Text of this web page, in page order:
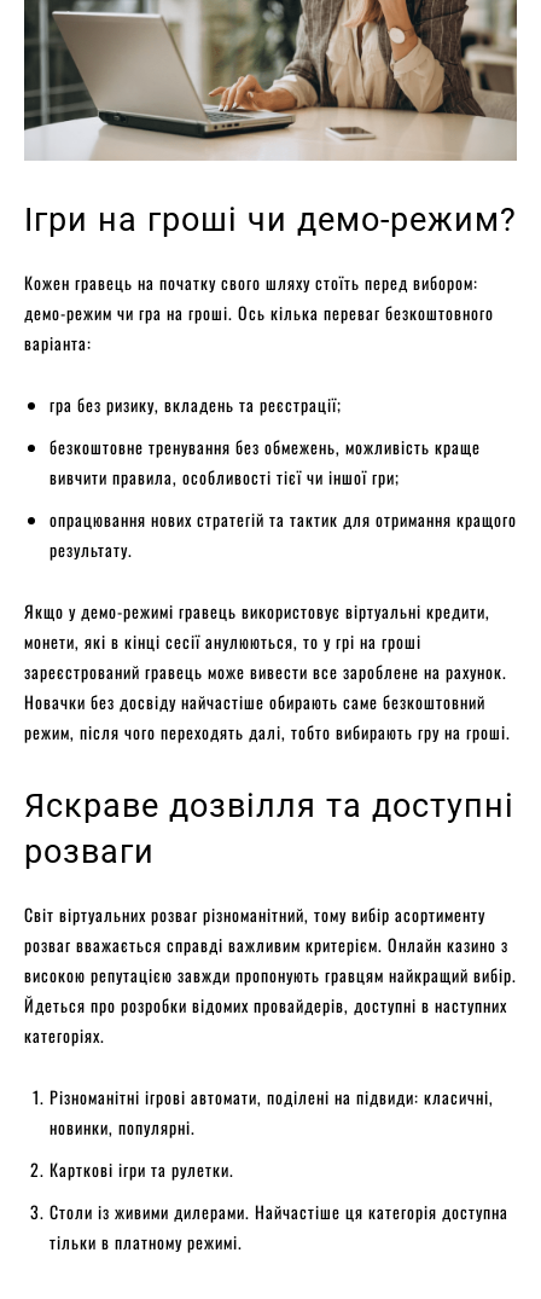
Ігри на гроші чи демо-режим?
Кожен гравець на початку свого шляху стоїть перед вибором:
демо-режим чи гра на гроші. Ось кілька переваг безкоштовного
варіанта:
гра без ризику, вкладень та реєстрації;
безкоштовне тренування без обмежень, можливість краще
вивчити правила, особливості тієї чи іншої гри;
опрацювання нових стратегій та тактик для отримання кращого
результату.
Якщо у демо-режимі гравець використовує віртуальні кредити,
монети, які в кінці сесії анулюються, то у грі на гроші
зареєстрований гравець може вивести все зароблене на рахунок.
Новачки без досвіду найчастіше обирають саме безкоштовний
режим, після чого переходять далі, тобто вибирають гру на гроші.
Яскраве дозвілля та доступні
розваги
Світ віртуальних розваг різноманітний, тому вибір асортименту
розваг вважається справді важливим критерієм. Онлайн казино з
високою репутацією завжди пропонують гравцям найкращий вибір.
Йдеться про розробки відомих провайдерів, доступні в наступних
категоріях.
Різноманітні ігрові автомати, поділені на підвиди: класичні,
новинки, популярні.
Карткові ігри та рулетки.
Столи із живими дилерами. Найчастіше ця категорія доступна
тільки в платному режимі.